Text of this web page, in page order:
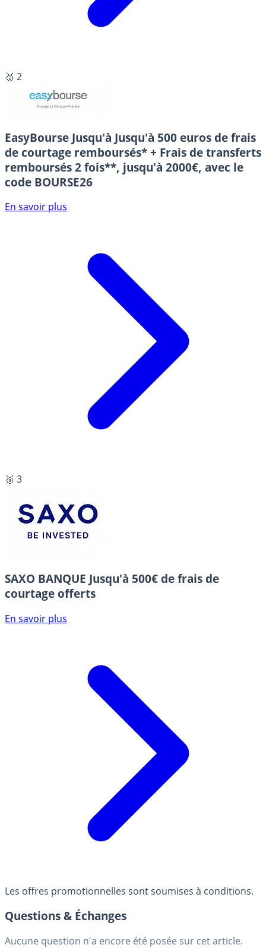
🥈 2
EasyBourse Jusqu'à Jusqu'à 500 euros de frais
de courtage remboursés* + Frais de transferts
remboursés 2 fois**, jusqu'à 2000€, avec le
code BOURSE26
En savoir plus
🥉 3
SAXO BANQUE Jusqu'à 500€ de frais de
courtage offerts
En savoir plus
Les offres promotionnelles sont soumises à conditions.
Questions & Échanges
Aucune question n'a encore été posée sur cet article.